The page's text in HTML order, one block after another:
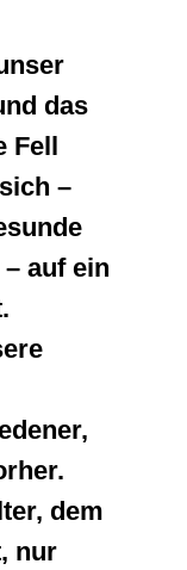
das
Fell
–
auf ein
dem
nur